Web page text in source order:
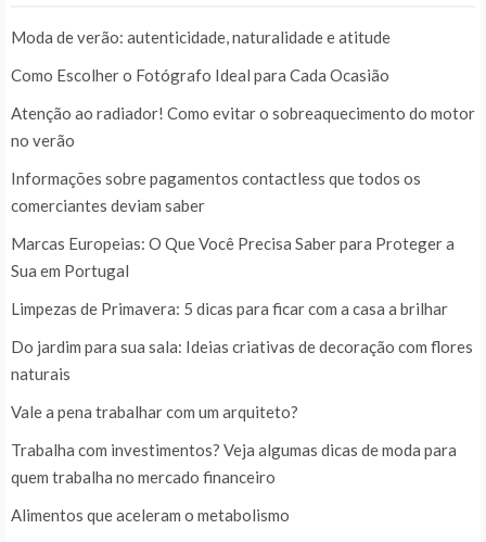
Moda de verão: autenticidade, naturalidade e atitude
Como Escolher o Fotógrafo Ideal para Cada Ocasião
Atenção ao radiador! Como evitar o sobreaquecimento do motor
no verão
Informações sobre pagamentos contactless que todos os
comerciantes deviam saber
Marcas Europeias: O Que Você Precisa Saber para Proteger a
Sua em Portugal
Limpezas de Primavera: 5 dicas para ficar com a casa a brilhar
Do jardim para sua sala: Ideias criativas de decoração com flores
naturais
Vale a pena trabalhar com um arquiteto?
Trabalha com investimentos? Veja algumas dicas de moda para
quem trabalha no mercado financeiro
Alimentos que aceleram o metabolismo